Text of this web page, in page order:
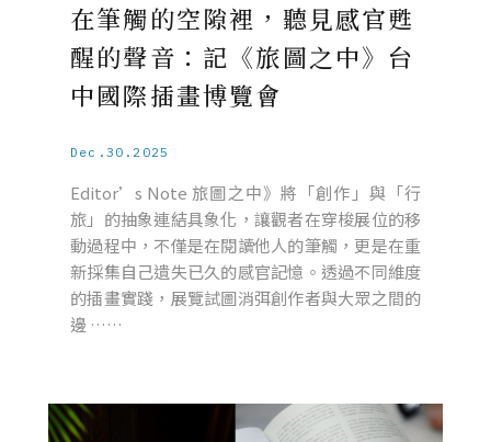
在筆觸的空隙裡，聽見感官甦
醒的聲音：記《旅圖之中》台
中國際插畫博覽會
Dec.30.2025
Editor’s Note 旅圖之中》將「創作」與「行
旅」的抽象連結具象化，讓觀者在穿梭展位的移
動過程中，不僅是在閱讀他人的筆觸，更是在重
新採集自己遺失已久的感官記憶。透過不同維度
的插畫實踐，展覽試圖消弭創作者與大眾之間的
邊 ……